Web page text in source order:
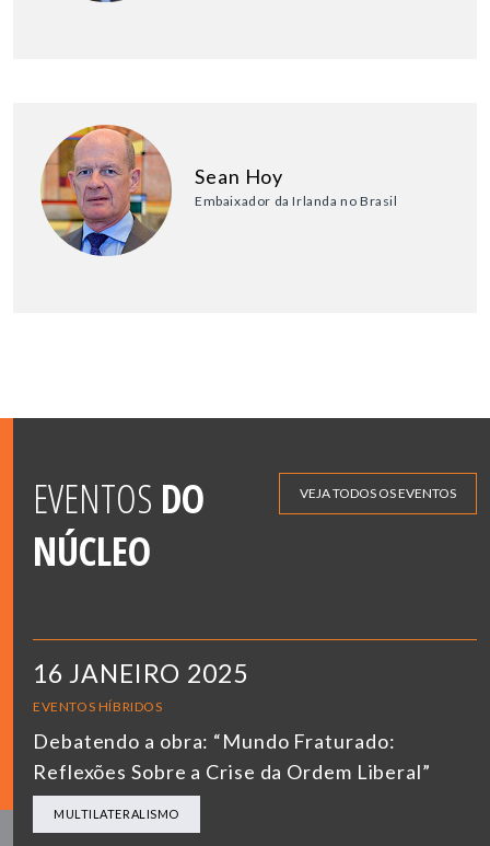
Sean Hoy
Embaixador da Irlanda no Brasil
EVENTOS DO
NÚCLEO
VEJA TODOS OS EVENTOS
16 JANEIRO 2025
EVENTOS HÍBRIDOS
Debatendo a obra: “Mundo Fraturado:
Reflexões Sobre a Crise da Ordem Liberal”
MULTILATERALISMO